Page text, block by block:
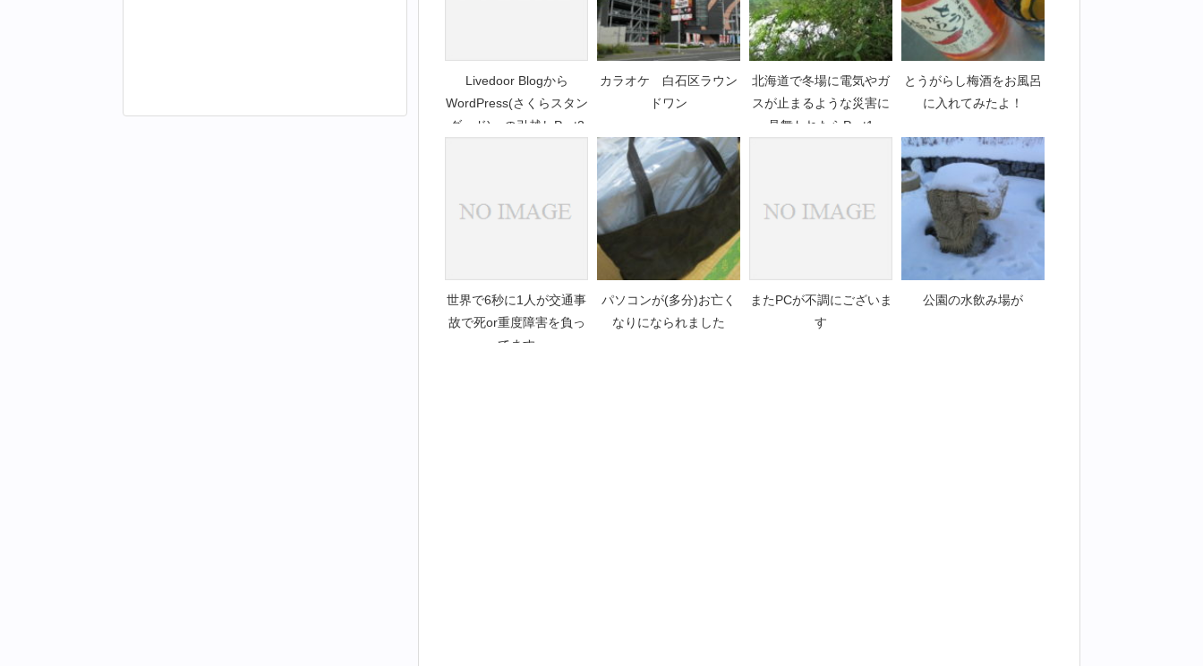
Livedoor Blogから
WordPress(さくらスタン
ダード)への引越しPart2
カラオケ 白石区ラウン
ドワン
北海道で冬場に電気やガ
スが止まるような災害に
見舞われたらPart1
とうがらし梅酒をお風呂
に入れてみたよ！
世界で6秒に1人が交通事
故で死or重度障害を負っ
てます
パソコンが(多分)お亡く
なりになられました
またPCが不調にございま
す
公園の水飲み場が